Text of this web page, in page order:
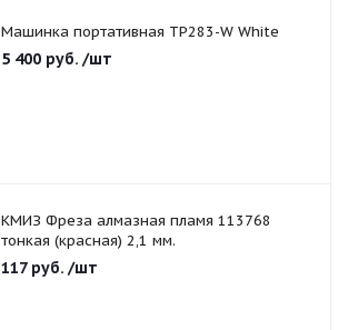
Машинка портативная TP283-W White
5 400 руб. /шт
КМИЗ Фреза алмазная пламя 113768
тонкая (красная) 2,1 мм.
117руб. /шт